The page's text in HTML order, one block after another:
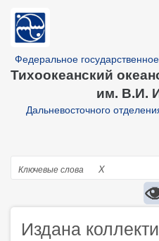
основному
Федеральное
Тихоокеанский
им. В.И.
Дальневосточного
Поиск
X
Издана